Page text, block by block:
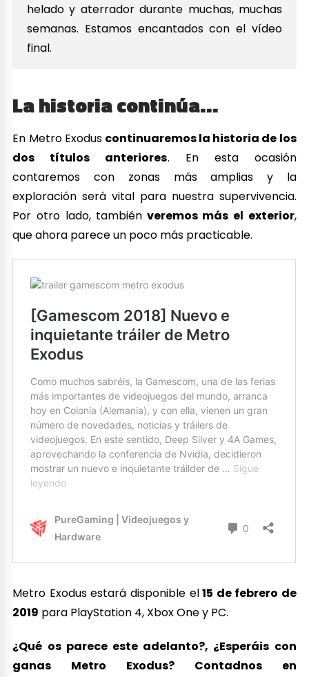
helado y aterrador durante muchas, muchas
semanas. Estamos encantados con el vídeo
final.
La historia continúa…
En Metro Exodus continuaremos la historia de los
dos títulos anteriores. En esta ocasión
contaremos con zonas más amplias y la
exploración será vital para nuestra supervivencia.
Por otro lado, también veremos más el exterior,
que ahora parece un poco más practicable.
Metro Exodus estará disponible el15 de febrero de
2019 para PlayStation 4, Xbox One y PC.
¿Qué os parece este adelanto?, ¿Esperáis con
ganas Metro Exodus? Contadnos en